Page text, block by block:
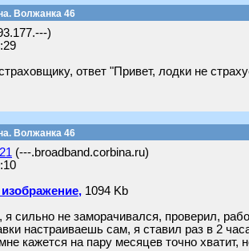
Волжанка 46
)
ответ "Привет, лодки не
Волжанка 46
(---.broadband.corbina.ru)
1094 Kb
сильно не заморачивался, проверил,
настраиваешь сам, я ставил раз в 2
кажется на пару месяцев точно